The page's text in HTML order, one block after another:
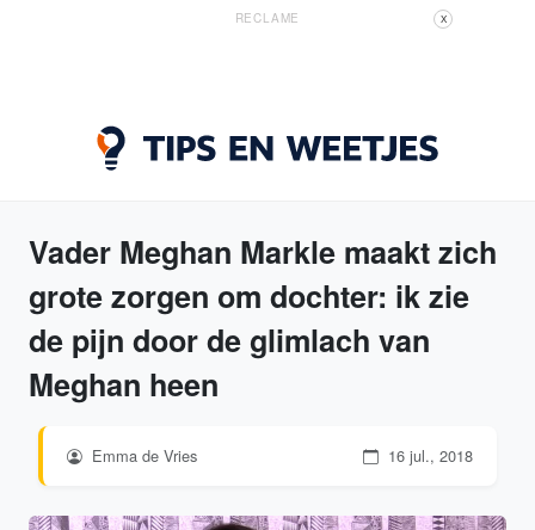
RECLAME X
Vader Meghan Markle maakt zich
grote zorgen om dochter: ik zie
de pijn door de glimlach van
Meghan heen
Emma de Vries 16 jul., 2018